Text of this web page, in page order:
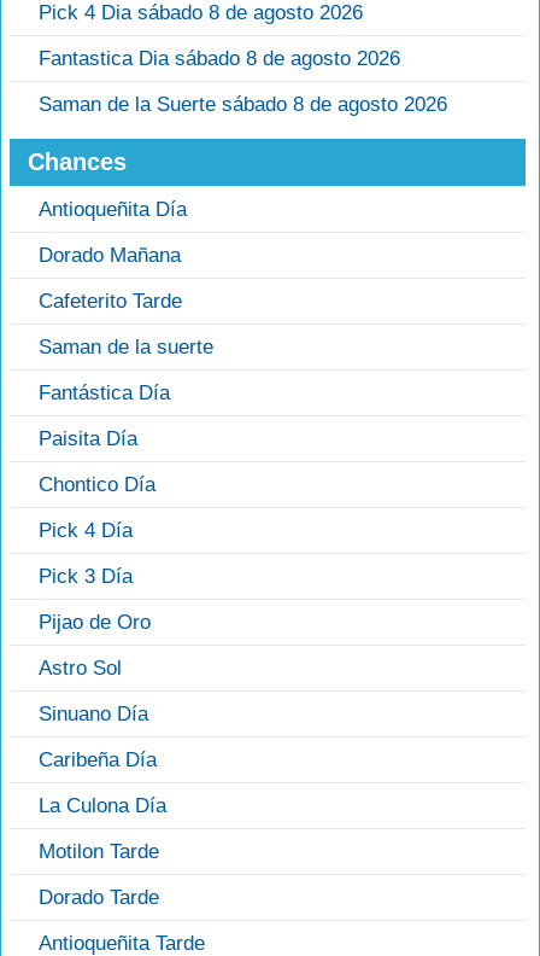
Pick 4 Dia sábado 8 de agosto 2026
Fantastica Dia sábado 8 de agosto 2026
Saman de la Suerte sábado 8 de agosto 2026
Chances
Antioqueñita Día
Dorado Mañana
Cafeterito Tarde
Saman de la suerte
Fantástica Día
Paisita Día
Chontico Día
Pick 4 Día
Pick 3 Día
Pijao de Oro
Astro Sol
Sinuano Día
Caribeña Día
La Culona Día
Motilon Tarde
Dorado Tarde
Antioqueñita Tarde